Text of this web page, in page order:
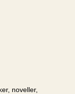
noveller,